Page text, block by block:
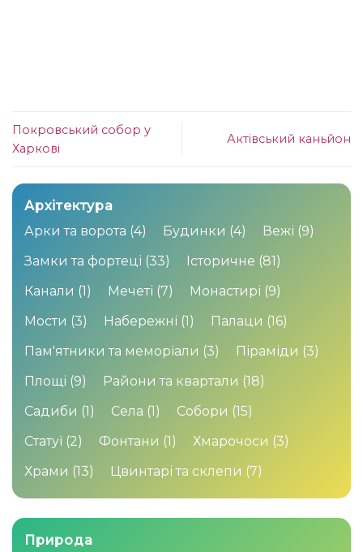
Покровський собор у
Харкові
Актівський каньйон
Архітектура
Арки та ворота (4) Будинки (4) Вежі (9)
Замки та фортеці (33) Історичне (81)
Канали (1) Мечеті (7) Монастирі (9)
Мости (3) Набережні (1) Палаци (16)
Пам'ятники та меморіали (3) Піраміди (3)
Площі (9) Райони та квартали (18)
Садиби (1) Села (1) Собори (15)
Статуї (2) Фонтани (1) Хмарочоси (3)
Храми (13) Цвинтарі та склепи (7)
Природа